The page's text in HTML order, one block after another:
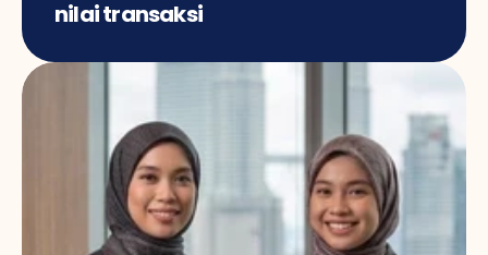
nilai transaksi